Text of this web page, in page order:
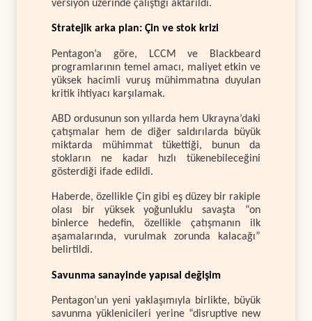
versiyon üzerinde çalıştığı aktarıldı.
Stratejik arka plan: Çin ve stok krizi
Pentagon’a göre, LCCM ve Blackbeard
programlarının temel amacı, maliyet etkin ve
yüksek hacimli vuruş mühimmatına duyulan
kritik ihtiyacı karşılamak.
ABD ordusunun son yıllarda hem Ukrayna’daki
çatışmalar hem de diğer saldırılarda büyük
miktarda mühimmat tükettiği, bunun da
stokların ne kadar hızlı tükenebileceğini
gösterdiği ifade edildi.
Haberde, özellikle Çin gibi eş düzey bir rakiple
olası bir yüksek yoğunluklu savaşta “on
binlerce hedefin, özellikle çatışmanın ilk
aşamalarında, vurulmak zorunda kalacağı”
belirtildi.
Savunma sanayinde yapısal değişim
Pentagon’un yeni yaklaşımıyla birlikte, büyük
savunma yüklenicileri yerine “disruptive new